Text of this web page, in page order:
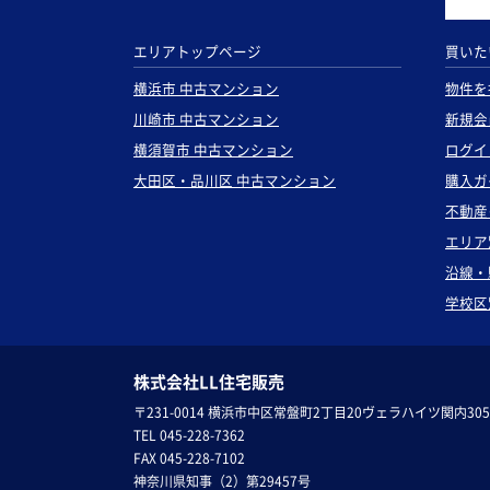
エリアトップページ
横浜市 中古マンション
川崎市 中古マンション
横須賀市 中古マンション
大田区・品川区 中古マンション
買い
物件
新規
ログ
購入
不動
エリ
沿線
学校
株式会社LL住宅販売
〒231-0014 横浜市中区常盤町2丁目20ヴェラハイツ関内305
TEL 045-228-7362
FAX 045-228-7102
神奈川県知事（2）第29457号